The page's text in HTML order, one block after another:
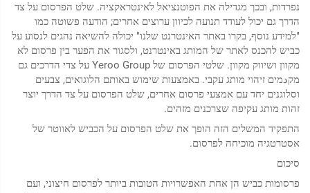
נפרדות, ובכך מגדילה את הפוטנציאל לאינטראקציה. שלט הפרסום על צד
הדרך גם יכול לעודד תנועה לכיוון ערוצים אחרים; הודעה פשוטה כמו
"למידע נוסף, בקרו באתר האינטרנט שלנו" יכולה להשיאה נהגים לנסוע על
כביש להכנס לאתר של המותג באינטרנט, ולסגור את הפער בין פרסום לא
מקוון ושיווק מקוון. שלטי הפרסום של Yeroo Group על צדי הדרכים גם
מקدמים זיהוי מותג עקבי. באמצעות שימוש באותם הלוגואים, צבעים
וסלוגנים יחד עם אמצעי פרסום אחרים, שלט הפרסום על צד הדרך יוצר
זהות מותג עקיפה שצרכנים מזהים.
התפקיד המשלים הזה הופך את שלט הפרסום על הכביש לאווטר של
אסטרטגיה מוכיחה לפרסום.
סיכום
פרסומות כביש הן אחת האפשרויות הטובות ביותר לפרסום חיצוני, ועם